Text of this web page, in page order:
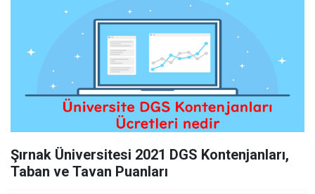
Şırnak Üniversitesi 2021 DGS Kontenjanları,
Taban ve Tavan Puanları